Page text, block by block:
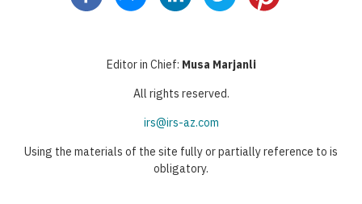
Editor in Chief: Musa Marjanli
All rights reserved.
irs@irs-az.com
Using the materials of the site fully or partially reference to is
obligatory.